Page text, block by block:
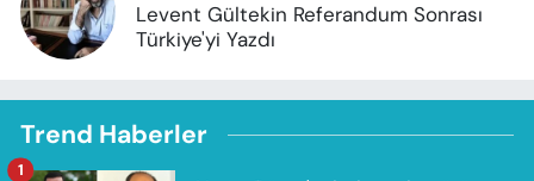
Levent Gültekin Referandum Sonrası
Türkiye'yi Yazdı
Trend Haberler
1